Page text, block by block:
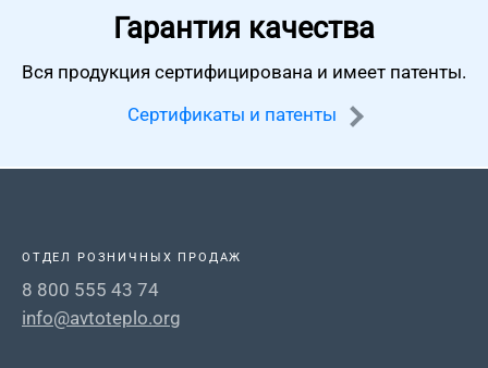
Гарантия качества
Вся продукция сертифицирована и имеет патенты.
Сертификаты и патенты
ОТДЕЛ РОЗНИЧНЫХ ПРОДАЖ
8 800 555 43 74
info@avtoteplo.org